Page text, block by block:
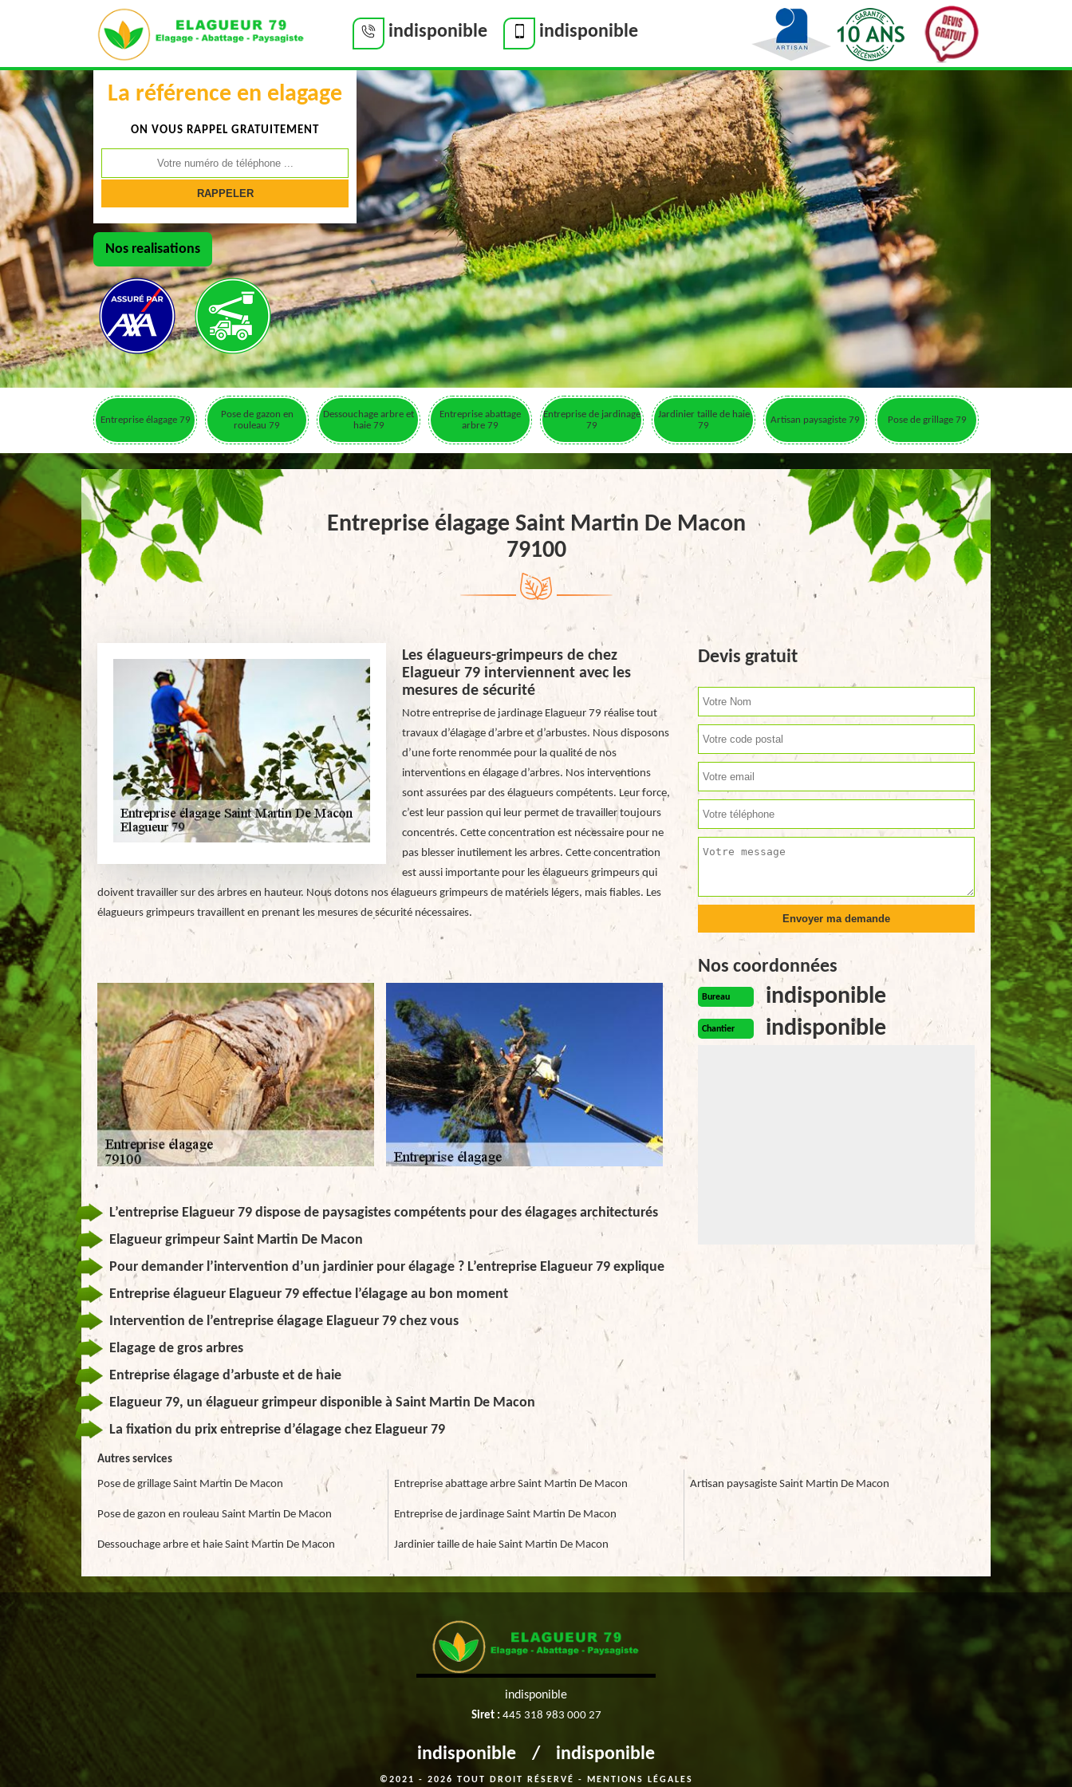
indisponible indisponible
La référence en elagage
ON VOUS RAPPEL GRATUITEMENT
Nos realisations
Entreprise élagage 79
Pose de gazon en
rouleau 79
Dessouchage arbre et
haie 79
Entreprise abattage
arbre 79
Entreprise de jardinage
79
Jardinier taille de haie
79
Artisan paysagiste 79 Pose de grillage 79
Entreprise élagage Saint Martin De Macon
79100
Les élagueurs-grimpeurs de chez
Elagueur 79 interviennent avec les
mesures de sécurité
Notre entreprise de jardinage Elagueur 79 réalise tout
travaux d’élagage d’arbre et d’arbustes. Nous disposons
d’une forte renommée pour la qualité de nos
interventions en élagage d’arbres. Nos interventions
sont assurées par des élagueurs compétents. Leur force,
c’est leur passion qui leur permet de travailler toujours
concentrés. Cette concentration est nécessaire pour ne
pas blesser inutilement les arbres. Cette concentration
est aussi importante pour les élagueurs grimpeurs qui
doivent travailler sur des arbres en hauteur. Nous dotons nos élagueurs grimpeurs de matériels légers, mais fiables. Les
élagueurs grimpeurs travaillent en prenant les mesures de sécurité nécessaires.
L’entreprise Elagueur 79 dispose de paysagistes compétents pour des élagages architecturés
Elagueur grimpeur Saint Martin De Macon
Pour demander l’intervention d’un jardinier pour élagage ? L’entreprise Elagueur 79 explique
Entreprise élagueur Elagueur 79 effectue l’élagage au bon moment
Intervention de l’entreprise élagage Elagueur 79 chez vous
Elagage de gros arbres
Entreprise élagage d’arbuste et de haie
Elagueur 79, un élagueur grimpeur disponible à Saint Martin De Macon
La fixation du prix entreprise d’élagage chez Elagueur 79
Devis gratuit
Nos coordonnées
Bureau indisponible
Chantier indisponible
Autres services
Pose de grillage Saint Martin De Macon
Pose de gazon en rouleau Saint Martin De Macon
Dessouchage arbre et haie Saint Martin De Macon
Entreprise abattage arbre Saint Martin De Macon
Entreprise de jardinage Saint Martin De Macon
Jardinier taille de haie Saint Martin De Macon
Artisan paysagiste Saint Martin De Macon
indisponible
Siret : 445 318 983 000 27
indisponible / indisponible
©2021 - 2026 TOUT DROIT RÉSERVÉ - MENTIONS LÉGALES